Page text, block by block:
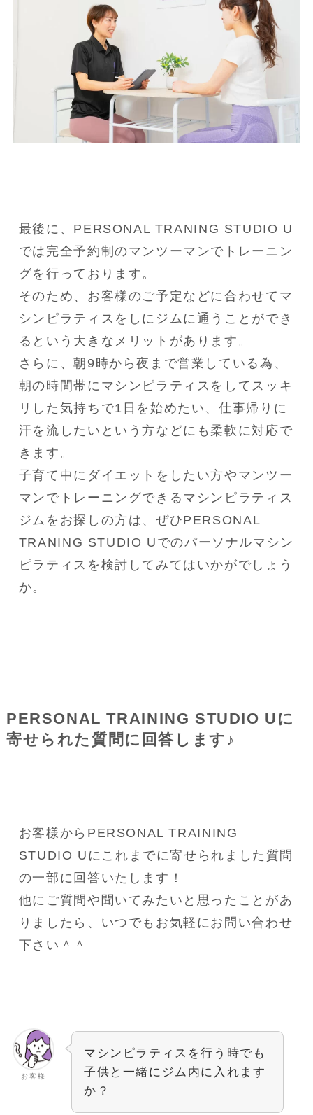
最後に、PERSONAL TRANING STUDIO U
では完全予約制のマンツーマンでトレーニン
グを行っております。
そのため、お客様のご予定などに合わせてマ
シンピラティスをしにジムに通うことができ
るという大きなメリットがあります。
さらに、朝9時から夜まで営業している為、
朝の時間帯にマシンピラティスをしてスッキ
リした気持ちで1日を始めたい、仕事帰りに
汗を流したいという方などにも柔軟に対応で
きます。
子育て中にダイエットをしたい方やマンツー
マンでトレーニングできるマシンピラティス
ジムをお探しの方は、ぜひPERSONAL
TRANING STUDIO Uでのパーソナルマシン
ピラティスを検討してみてはいかがでしょう
か。
PERSONAL TRAINING STUDIO Uに
寄せられた質問に回答します♪
お客様からPERSONAL TRAINING
STUDIO Uにこれまでに寄せられました質問
の一部に回答いたします！
他にご質問や聞いてみたいと思ったことがあ
りましたら、いつでもお気軽にお問い合わせ
下さい＾＾
お客様
マシンピラティスを行う時でも
子供と一緒にジム内に入れます
か？